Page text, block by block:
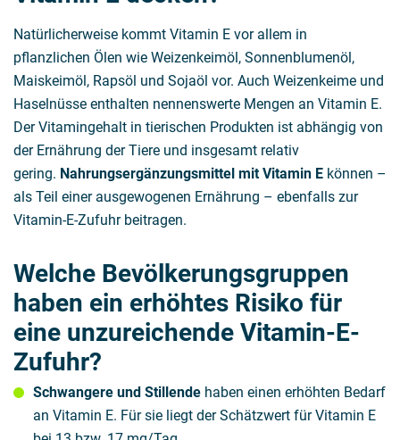
Natürlicherweise kommt Vitamin E vor allem in
pflanzlichen Ölen wie Weizenkeimöl, Sonnenblumenöl,
Maiskeimöl, Rapsöl und Sojaöl vor. Auch Weizenkeime und
Haselnüsse enthalten nennenswerte Mengen an Vitamin E.
Der Vitamingehalt in tierischen Produkten ist abhängig von
der Ernährung der Tiere und insgesamt relativ
gering. Nahrungsergänzungsmittel mit Vitamin E können –
als Teil einer ausgewogenen Ernährung – ebenfalls zur
Vitamin-E-Zufuhr beitragen.
Welche Bevölkerungsgruppen
haben ein erhöhtes Risiko für
eine unzureichende Vitamin-E-
Zufuhr?
Schwangere und Stillende haben einen erhöhten Bedarf
an Vitamin E. Für sie liegt der Schätzwert für Vitamin E